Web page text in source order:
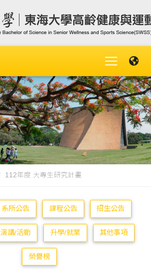
112年度 大專生研究計畫
系所公告 課程公告 招生公告
演講/活動 升學/就業 其他事項
榮譽榜